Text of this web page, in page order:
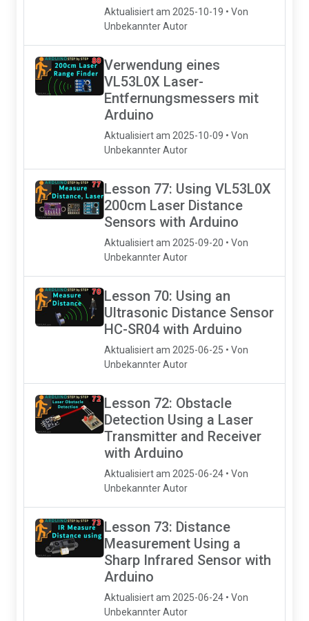
Aktualisiert am 2025-10-19 • Von
Unbekannter Autor
Verwendung eines
VL53L0X Laser-
Entfernungsmessers mit
Arduino
Aktualisiert am 2025-10-09 • Von
Unbekannter Autor
Lesson 77: Using VL53L0X
200cm Laser Distance
Sensors with Arduino
Aktualisiert am 2025-09-20 • Von
Unbekannter Autor
Lesson 70: Using an
Ultrasonic Distance Sensor
HC-SR04 with Arduino
Aktualisiert am 2025-06-25 • Von
Unbekannter Autor
Lesson 72: Obstacle
Detection Using a Laser
Transmitter and Receiver
with Arduino
Aktualisiert am 2025-06-24 • Von
Unbekannter Autor
Lesson 73: Distance
Measurement Using a
Sharp Infrared Sensor with
Arduino
Aktualisiert am 2025-06-24 • Von
Unbekannter Autor